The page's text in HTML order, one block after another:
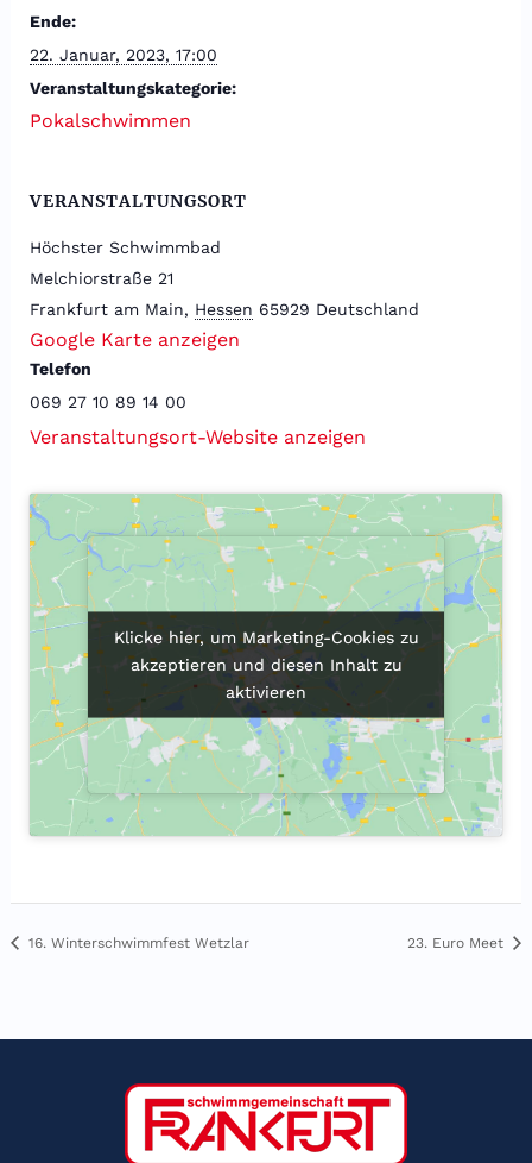
Ende:
22. Januar, 2023, 17:00
Veranstaltungskategorie:
Pokalschwimmen
VERANSTALTUNGSORT
Höchster Schwimmbad
Melchiorstraße 21
Frankfurt am Main, Hessen 65929 Deutschland
Google Karte anzeigen
Telefon
069 27 10 89 14 00
Veranstaltungsort-Website anzeigen
Klicke hier, um Marketing-Cookies zu
akzeptieren und diesen Inhalt zu
aktivieren
Klicke hier, um Marketing-Cookies zu
akzeptieren und diesen Inhalt zu
aktivieren
16. Winterschwimmfest Wetzlar 23. Euro Meet